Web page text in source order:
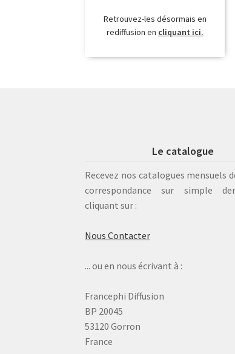
Retrouvez-les désormais en
rediffusion en cliquant ici.
Le catalogue
Recevez nos catalogues mensuels
correspondance sur simple
cliquant sur :
Nous Contacter
... ou en nous écrivant à :
Francephi Diffusion
BP 20045
53120 Gorron
France